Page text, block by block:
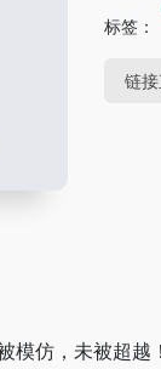
标签：
链
模仿，未被超越！